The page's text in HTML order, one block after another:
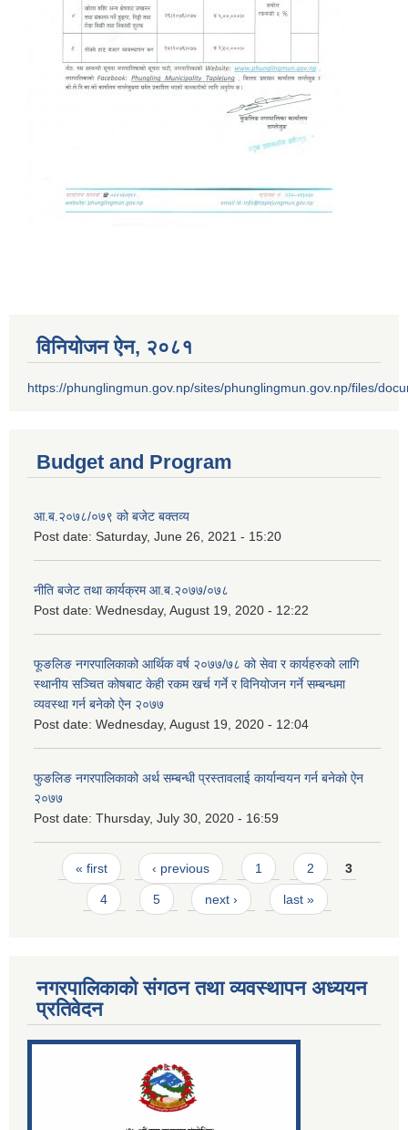
विनियोजन ऐन‚ २०८१
https://phunglingmun.gov.np/sites/phunglingmun.gov.np/files/
Budget and Program
आ.ब.२०७८/०७९ को बजेट बक्तव्य
Post date: Saturday, June 26, 2021 - 15:20
नीति बजेट तथा कार्यक्रम आ.ब.२०७७/०७८
Post date: Wednesday, August 19, 2020 - 12:22
फूङलिङ नगरपालिकाको आर्थिक वर्ष २०७७/७८ को सेवा र कार्यहरुको लागि
स्थानीय सञ्चित कोषबाट केही रकम खर्च गर्ने र विनियोजन गर्ने सम्बन्धमा
व्यवस्था गर्न बनेको ऐन २०७७
Post date: Wednesday, August 19, 2020 - 12:04
फुङलिङ नगरपालिकाको अर्थ सम्बन्धी प्रस्तावलाई कार्यान्वयन गर्न बनेको ऐन
२०७७
Post date: Thursday, July 30, 2020 - 16:59
Pages
« first ‹ previous 1 2 3
4 5 next › last »
नगरपालिकाको संगठन तथा व्यवस्थापन अध्ययन
प्रतिवेदन